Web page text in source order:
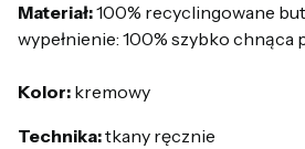
Materiał:100% recyclingowane
wypełnienie: 100% szybko chnąca
Kolor: kremowy
Technika:tkany ręcznie